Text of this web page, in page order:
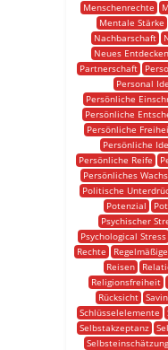
Menschenrechte
Mentale Stärke
Nachbarschaft
Neues Entdecken
Partnerschaft
Personal
Persönliche
Persönliche
Persönliche
Persönliche
Persönliche Reife
Persönliches
Politische
Potenzial
Psychischer
Psychological Stress
Rechte
Reisen
Religionsfreiheit
Rücksicht
Schlüsselelemente
Selbstakzeptanz
Selbsteinschätzung